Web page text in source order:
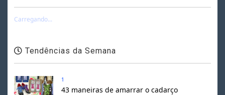
Carregando...
Tendências da Semana
1
43 maneiras de amarrar o cadarço